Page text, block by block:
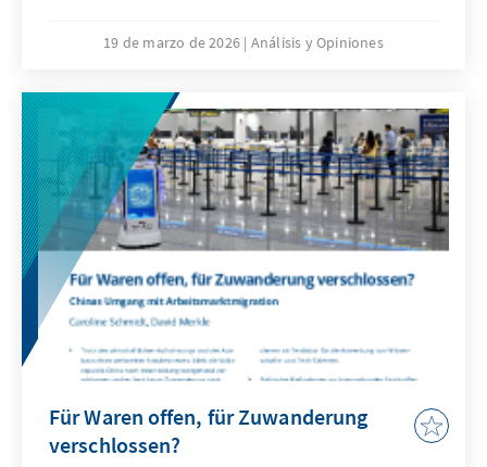
stellen die Bundeswehr vor neue
aber nicht nur Treiber bei diesen
Entwicklungen, sondern zugleich eine
Antwort. Dafür bedarf es einer KI-Strategie,
die wesentliche Herausforderungen gezielt
adressiert und die Möglichkeiten von KI nach
ethischen Richtlinien aktiv nutzt, um effizient
abschrecken zu können.
19 de marzo de 2026 Análisis y Opiniones
Für Waren offen, für Zuwanderung
verschlossen?